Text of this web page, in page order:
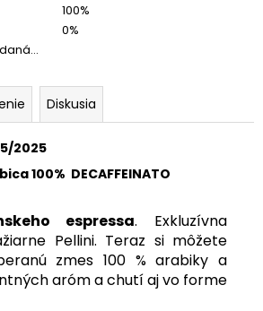
100%
0%
Diskusia
2025
100% DECAFFEINATO
espressa. Exkluzívna
Pellini. Teraz si môžete
zmes 100 % arabiky a
aróm a chutí aj vo forme